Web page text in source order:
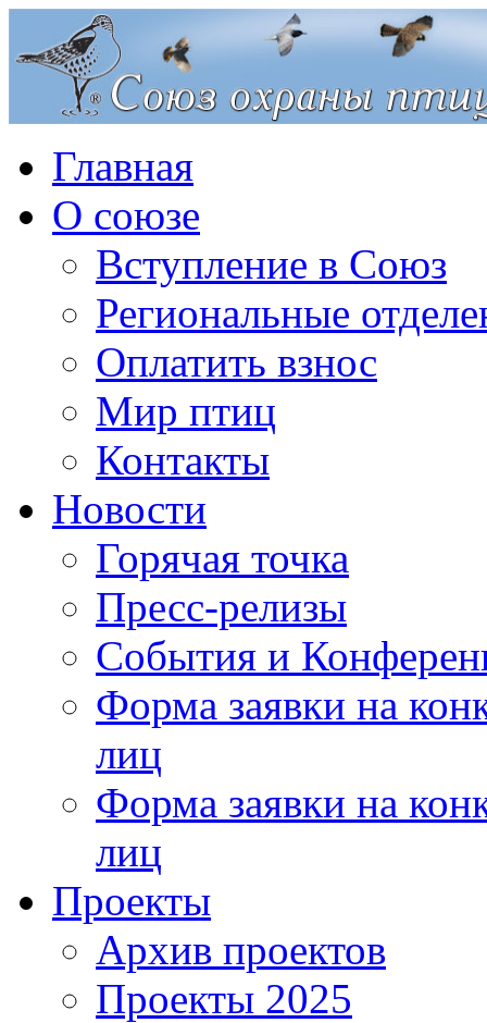
Главная
О союзе
Вступление в Союз
Региональные
Оплатить взнос
Мир птиц
Контакты
Новости
Горячая точка
Пресс-релизы
События и
Форма заявки на
лиц
Форма заявки на
лиц
Проекты
Архив проектов
Проекты 2025